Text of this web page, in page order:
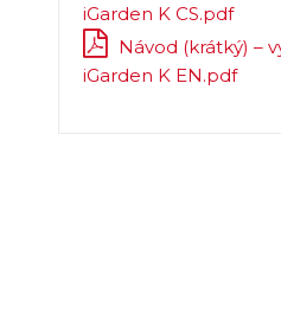
iGarden K CS.pdf
Návod (krátký) –
iGarden K EN.pdf